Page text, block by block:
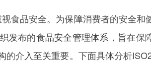
食品安全。为保障消费者的安全和
发布的食品安全管理体系 ，旨在保
的介入至关重要。下面具体分析